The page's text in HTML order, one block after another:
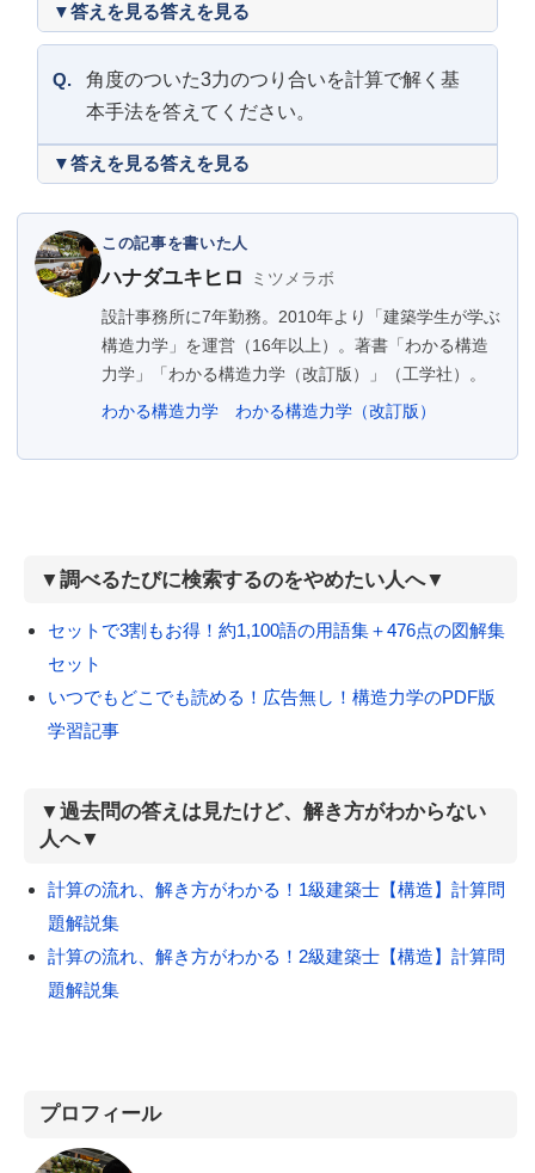
答えを見る
Q.
角度のついた3力のつり合いを計算で解く基
本手法を答えてください。
答えを見る
この記事を書いた人
ハナダユキヒロ
ミツメラボ
設計事務所に7年勤務。2010年より「建築学生が学ぶ
構造力学」を運営（16年以上）。著書「わかる構造
力学」「わかる構造力学（改訂版）」（工学社）。
わかる構造力学
わかる構造力学（改訂版）
▼調べるたびに検索するのをやめたい人へ▼
セットで3割もお得！約1,100語の用語集＋476点の図解集
セット
いつでもどこでも読める！広告無し！構造力学のPDF版
学習記事
▼過去問の答えは見たけど、解き方がわからない
人へ▼
計算の流れ、解き方がわかる！1級建築士【構造】計算問
題解説集
計算の流れ、解き方がわかる！2級建築士【構造】計算問
題解説集
プロフィール